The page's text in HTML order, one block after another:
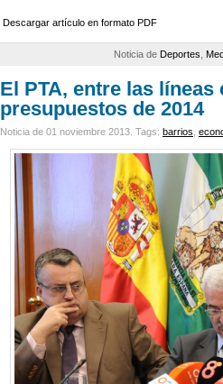
Descargar artículo en formato PDF
Noticia de Deportes
El PTA, entre las
presupuestos de 2014
Noticia de 01 noviembre 2013. Tags: barrios